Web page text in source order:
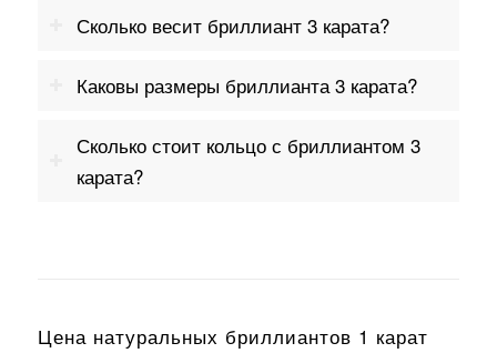
Сколько весит бриллиант 3 карата?
Каковы размеры бриллианта 3 карата?
Сколько стоит кольцо с бриллиантом 3
карата?
Цена натуральных бриллиантов 1 карат